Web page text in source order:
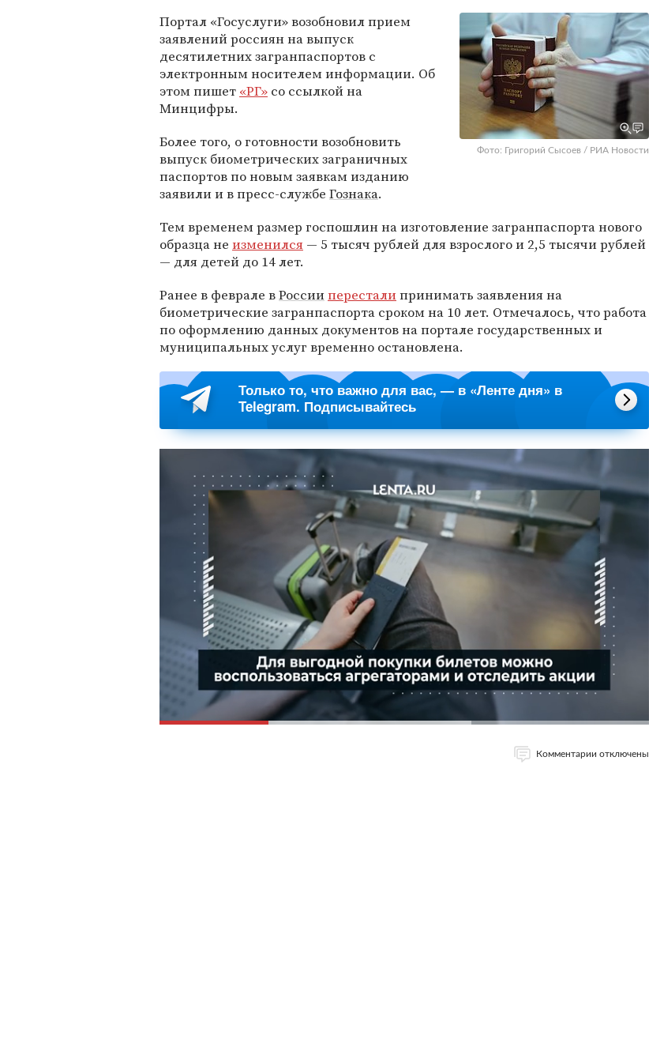
Фото: Григорий Сысоев / РИА Новости
Портал «Госуслуги» возобновил прием
заявлений россиян на выпуск
десятилетних загранпаспортов с
электронным носителем информации. Об
этом пишет «РГ» со ссылкой на
Минцифры.
Более того, о готовности возобновить
выпуск биометрических заграничных
паспортов по новым заявкам изданию
заявили и в пресс-службе Гознака.
Тем временем размер госпошлин на изготовление загранпаспорта нового
образца не изменился — 5 тысяч рублей для взрослого и 2,5 тысячи рублей
— для детей до 14 лет.
Ранее в феврале вРоссиипересталипринимать заявления на
биометрические загранпаспорта сроком на 10 лет. Отмечалось, что работа
по оформлению данных документов на портале государственных и
муниципальных услуг временно остановлена.
Только то, что важно для вас, — в «Ленте дня» в
Telegram. Подписывайтесь
Комментарии отключены